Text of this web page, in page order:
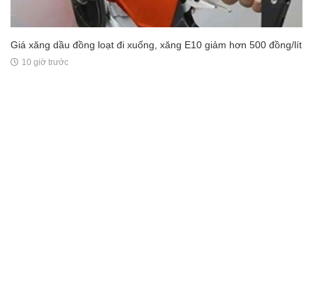
Giá xăng dầu đồng loạt đi xuống, xăng E10 giảm hơn 500 đồng/lít
10 giờ trước